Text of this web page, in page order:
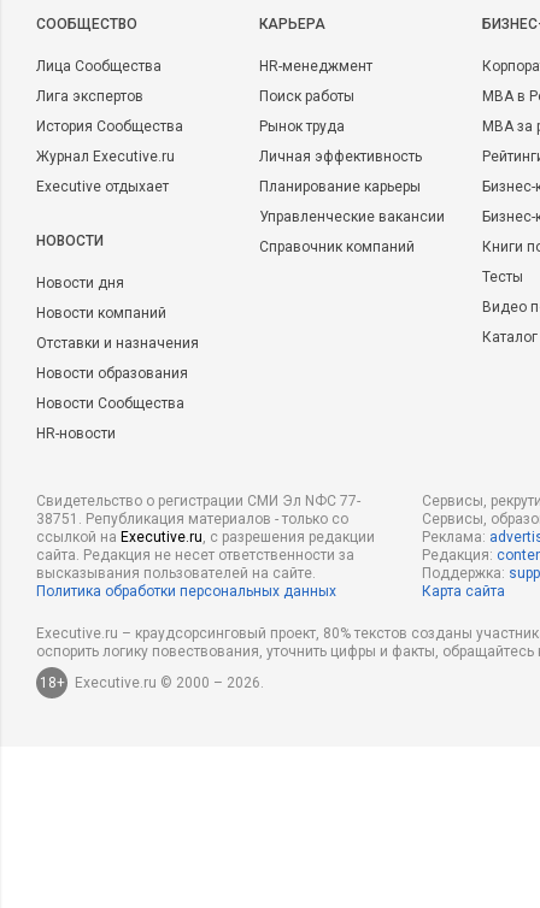
CООБЩЕСТВО
Лица Сообщества
Лига экспертов
История Сообщества
Журнал Executive.ru
Executive отдыхает
НОВОСТИ
Новости дня
Новости компаний
Отставки и назначения
Новости образования
Новости Сообщества
HR-новости
КАРЬЕРА
HR-менеджмент
Поиск работы
Рынок труда
Личная эффективность
Планирование карьеры
Управленческие вакансии
Справочник компаний
MBA в
MBA
Бизнес-
Книги
Тесты
Видео
Свидетельство о регистрации СМИ Эл NФС 77-
38751. Републикация материалов - только со
ссылкой на Executive.ru, с разрешения редакции
сайта. Редакция не несет ответственности за
высказывания пользователей на сайте.
Политика обработки персональных данных
Сервисы,
Сервисы,
Реклама:
Редакция:
Поддержка:
Карта сайта
Executive.ru – краудсорсинговый проект, 80% текстов созданы
оспорить логику повествования, уточнить цифры и факты,
18+
Executive.ru © 2000 – 2026.